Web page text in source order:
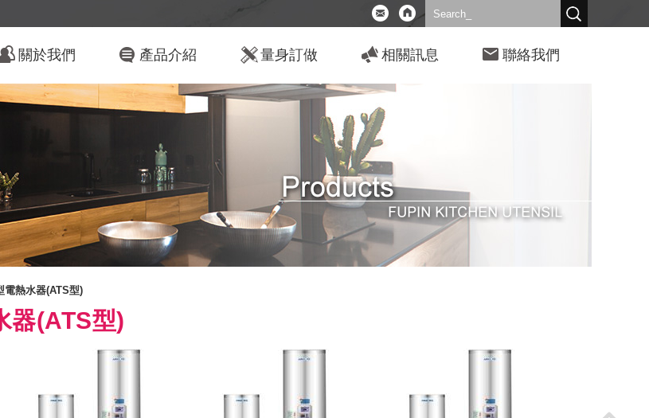
關於我們 產品介紹 量身訂做 相關訊息 聯絡我們
電熱水器(ATS型)
器(ATS型)